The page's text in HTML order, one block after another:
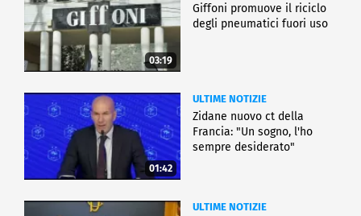
03:19
Giffoni promuove il riciclo
degli pneumatici fuori uso
01:42
ULTIME NOTIZIE
Zidane nuovo ct della
Francia: "Un sogno, l'ho
sempre desiderato"
ULTIME NOTIZIE